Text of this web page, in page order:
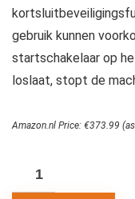
gebruik kunnen
startschakelaar op
loslaat, stopt de
Amazon.nl Price: €373.99
Gesneden
pooltapijt